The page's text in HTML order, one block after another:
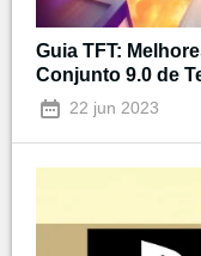
Guia TFT:
Conjunto 9.0 de
22 jun 2023